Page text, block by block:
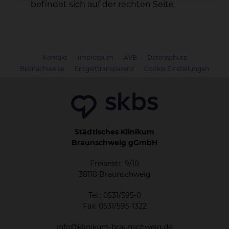
befindet sich auf der rechten Seite
Kontakt Impressum AVB
Datenschutz
Bildnachweise
Entgelttransparenz Cookie Einstellungen
Städtisches Klinikum
Braunschweig gGmbH
Freisestr. 9/10
38118 Braunschweig
Tel.: 0531/595-0
Fax: 0531/595-1322
info@klinikum-braunschweig.de